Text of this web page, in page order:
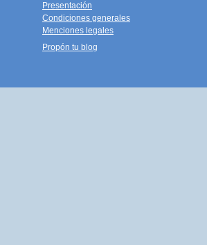
Presentación
Condiciones generales
Menciones legales
Propón tu blog